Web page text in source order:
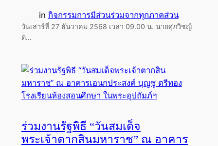
in กิจกรรมการมีส่วนร่วมจากทุกภาคส่วน
วันเสาร์ที่ 27 ธันวาคม 2568 เวลา 09.00 น. นายศุภวิชญ์
ด…
ร่วมงานรัฐพิธี “วันสมเด็จ
พระเจ้าตากสินมหาราช” ณ อาคาร